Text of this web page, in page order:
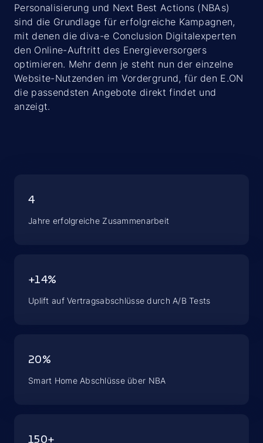
Personalisierung und Next Best Actions (NBAs)
sind die Grundlage für erfolgreiche Kampagnen,
mit denen die diva-e Conclusion Digitalexperten
den Online-Auftritt des Energieversorgers
optimieren. Mehr denn je steht nun der einzelne
Website-Nutzenden im Vordergrund, für den E.ON
die passendsten Angebote direkt findet und
anzeigt.
4
Jahre erfolgreiche Zusammenarbeit
+14%
Uplift auf Vertragsabschlüsse durch A/B Tests
20%
Smart Home Abschlüsse über NBA
150+